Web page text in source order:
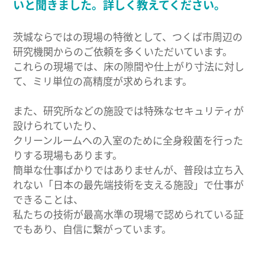
いと聞きました。詳しく教えてください。
茨城ならではの現場の特徴として、つくば市周辺の
研究機関からのご依頼を多くいただいています。
これらの現場では、床の隙間や仕上がり寸法に対し
て、ミリ単位の高精度が求められます。
また、研究所などの施設では特殊なセキュリティが
設けられていたり、
クリーンルームへの入室のために全身殺菌を行った
りする現場もあります。
簡単な仕事ばかりではありませんが、普段は立ち入
れない「日本の最先端技術を支える施設」で仕事が
できることは、
私たちの技術が最高水準の現場で認められている証
でもあり、自信に繋がっています。